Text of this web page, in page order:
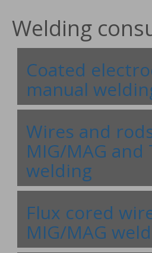
Welding
Coated
manual
Wires and
MIG/MAG and
welding
Flux cored
MIG/MAG